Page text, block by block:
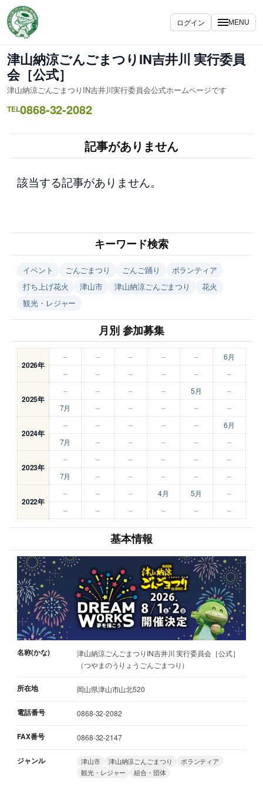
容
を
ス
キ
ッ
プ
ログイン MENU
津山納涼ごんごまつりIN吉井川 実行委員
会［公式］
津山納涼ごんごまつりIN吉井川実行委員会公式ホームページです
TEL0868-32-2082
記事がありません
該当する記事がありません。
キーワード検索
イベント ごんごまつり ごんご踊り
ボランティア
打ち上げ花火
津山市 津山納涼ごんごまつり
花火
観光・レジャー
月別 参加募集
2026年
– – – – –
6月
–
– – – – –
2025年
– – – – 5月
–
7月
– – – – –
2024年
– – – – –
6月
7月
– – – – –
2023年
– – – – –
–
7月
– – – – –
2022年
– – – 4月 5月
–
–
– – – – –
基本情報
名称(かな)
津山納涼ごんごまつりIN吉井川 実行委員会［公式］
（つやまのうりょうごんごまつり）
所在地 岡山県津山市山北520
電話番号 0868-32-2082
FAX番号 0868-32-2147
ジャンル 津山市 津山納涼ごんごまつり
ボランティア
観光・レジャー
組合・団体